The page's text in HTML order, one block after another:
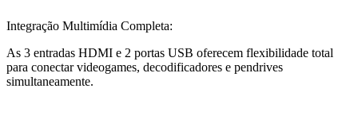
Integração Multimídia Completa:
As 3 entradas HDMI e 2 portas USB oferecem flexibilidade total
para conectar videogames, decodificadores e pendrives
simultaneamente.